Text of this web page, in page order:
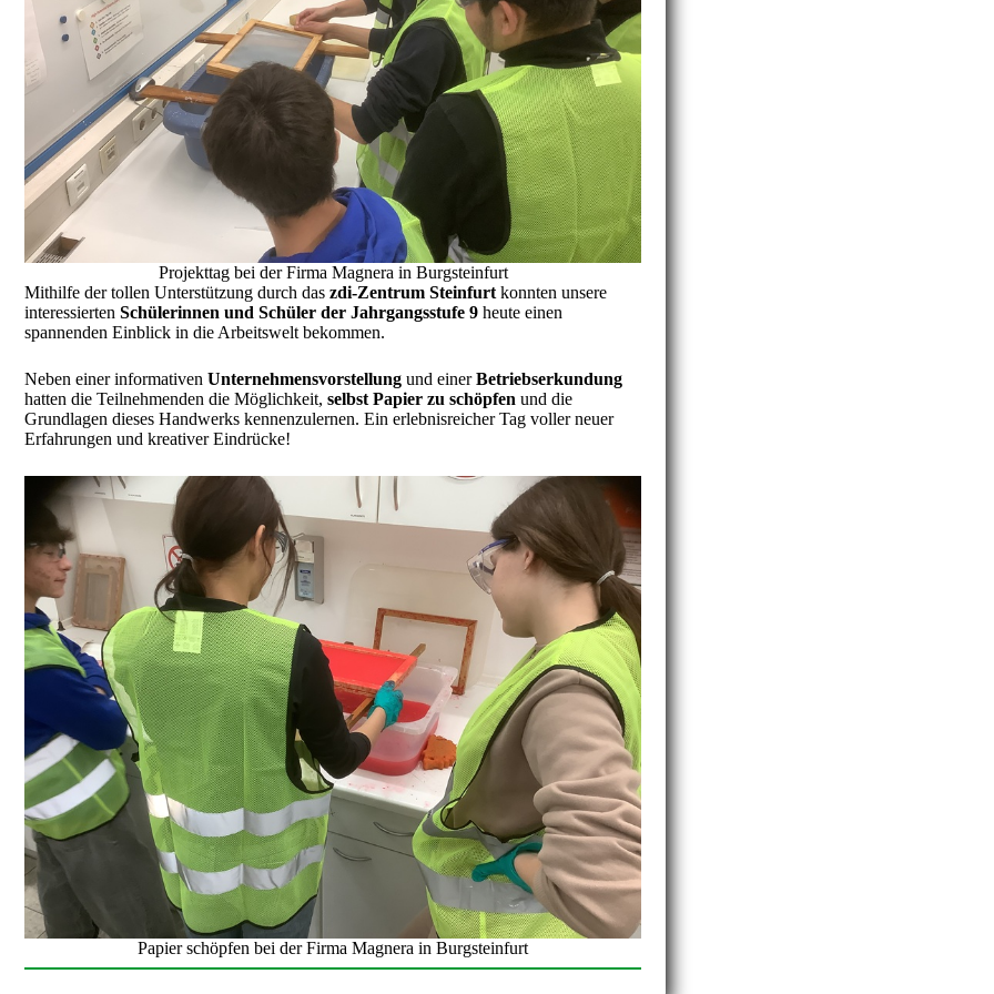
Projekttag bei der Firma Magnera in Burgsteinfurt
Mithilfe der tollen Unterstützung durch das zdi-Zentrum Steinfurt konnten unsere
interessierten Schülerinnen und Schüler der Jahrgangsstufe 9 heute einen
spannenden Einblick in die Arbeitswelt bekommen.
Neben einer informativen Unternehmensvorstellung und einerBetriebserkundung
hatten die Teilnehmenden die Möglichkeit, selbst Papier zu schöpfen und die
Grundlagen dieses Handwerks kennenzulernen. Ein erlebnisreicher Tag voller neuer
Erfahrungen und kreativer Eindrücke!
Papier schöpfen bei der Firma Magnera in Burgsteinfurt